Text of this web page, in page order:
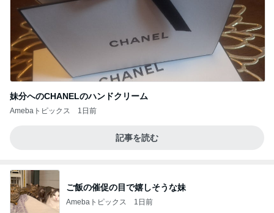
妹分へのCHANELのハンドクリーム
Amebaトピックス 1日前
記事を読む
ご飯の催促の目で嬉しそうな妹
Amebaトピックス 1日前